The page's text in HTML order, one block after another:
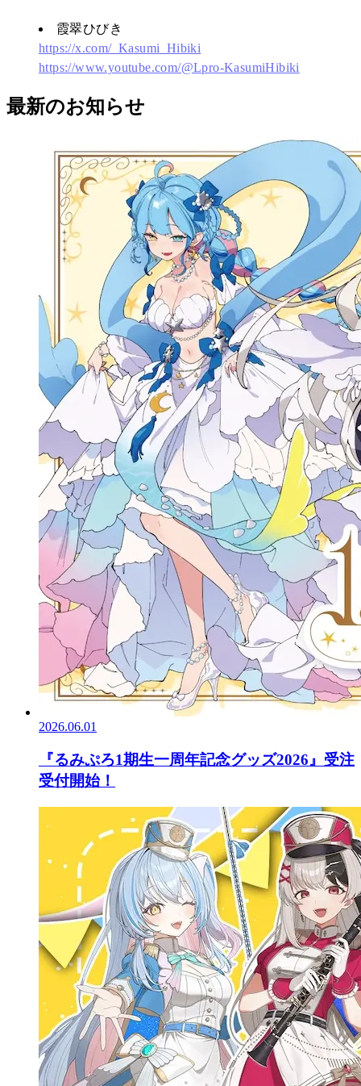
霞翠ひびき
https://x.com/_Kasumi_Hibiki
https://www.youtube.com/@Lpro-KasumiHibiki
最新のお知らせ
2026.06.01
『るみぷろ1期生一周年記念グッズ2026』受注
受付開始！